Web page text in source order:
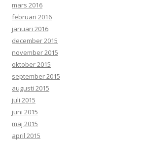
mars 2016
februari 2016
januari 2016
december 2015
november 2015
oktober 2015
september 2015
augusti 2015
juli 2015
juni 2015
maj 2015
april 2015